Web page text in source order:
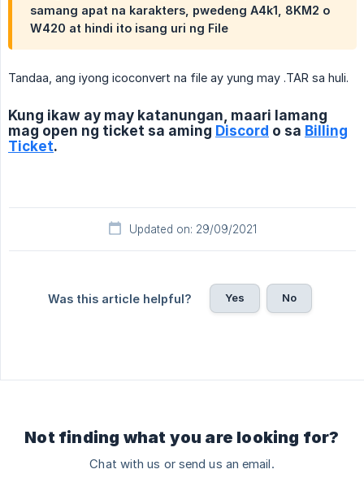
samang apat na karakters, pwedeng A4k1, 8KM2 o
W420 at hindi ito isang uri ng File
Tandaa, ang iyong icoconvert na file ay yung may .TAR sa huli.
Kung ikaw ay may katanungan, maari lamang
mag open ng ticket sa aming Discord o sa Billing
Ticket.
Updated on: 29/09/2021
Was this article helpful? Yes No
Not finding what you are looking for?
Chat with us or send us an email.